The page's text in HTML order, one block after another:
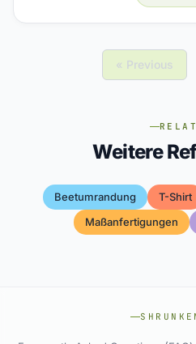
« Previous
Weitere
Beetumrandung T-Shirt
Maßanfertigungen